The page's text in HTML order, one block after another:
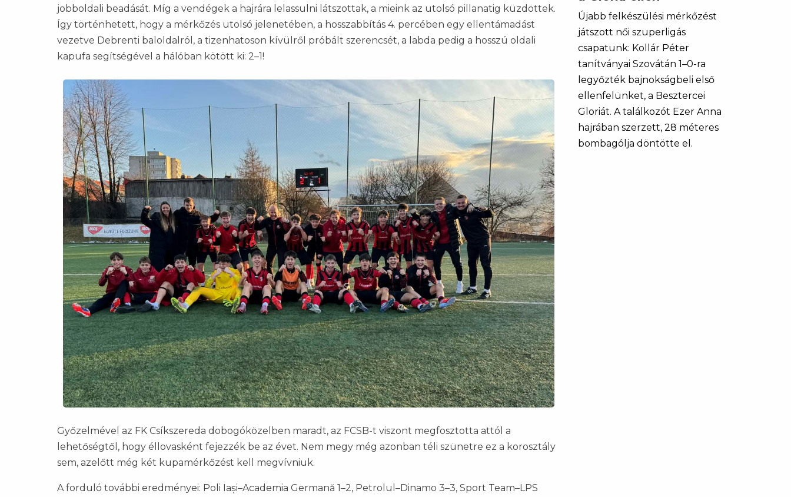
jobboldali beadását. Míg a vendégek a hajrára lelassulni látszottak, a mieink az utolsó pillanatig küzdöttek.
Így történhetett, hogy a mérkőzés utolsó jelenetében, a hosszabbítás 4. percében egy ellentámadást
vezetve Debrenti baloldalról, a tizenhatoson kívülről próbált szerencsét, a labda pedig a hosszú oldali
kapufa segítségével a hálóban kötött ki: 2–1!
Győzelmével az FK Csíkszereda dobogóközelben maradt, az FCSB-t viszont megfosztotta attól a
lehetőségtől, hogy éllovasként fejezzék be az évet. Nem megy még azonban téli szünetre ez a korosztály
sem, azelőtt még két kupamérkőzést kell megvívniuk.
A forduló további eredményei: Poli Iași–Academia Germană 1–2, Petrolul–Dinamo 3–3, Sport Team–LPS
Újabb felkészülési mérkőzést
játszott női szuperligás
csapatunk: Kollár Péter
tanítványai Szovátán 1–0-ra
legyőzték bajnokságbeli első
ellenfelünket, a Besztercei
Gloriát. A találkozót Ezer Anna
hajrában szerzett, 28 méteres
bombagólja döntötte el.